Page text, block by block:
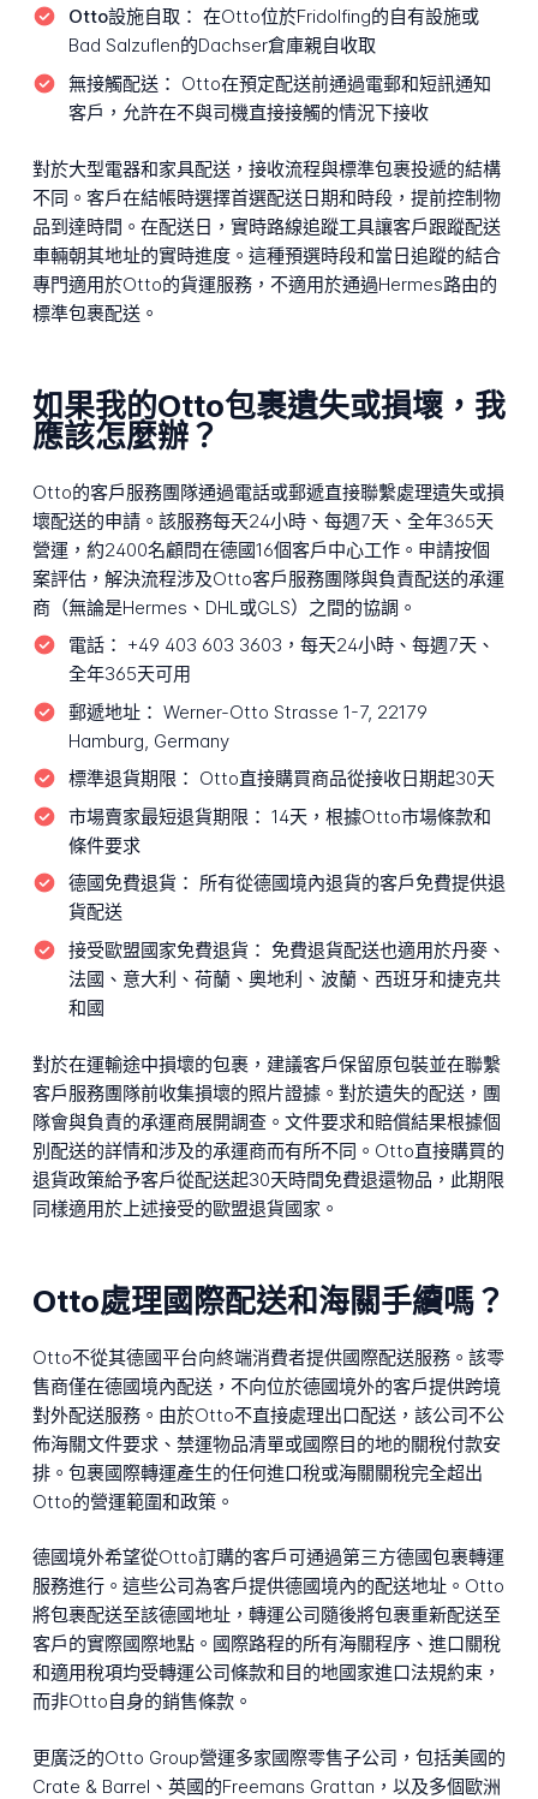
Otto設施自取： 在Otto位於Fridolfing的自有設施或
Bad Salzuflen的Dachser倉庫親自收取
無接觸配送： Otto在預定配送前通過電郵和短訊通知
客戶，允許在不與司機直接接觸的情況下接收
對於大型電器和家具配送，接收流程與標準包裹投遞的結構
不同。客戶在結帳時選擇首選配送日期和時段，提前控制物
品到達時間。在配送日，實時路線追蹤工具讓客戶跟蹤配送
車輛朝其地址的實時進度。這種預選時段和當日追蹤的結合
專門適用於Otto的貨運服務，不適用於通過Hermes路由的
標準包裹配送。
如果我的Otto包裹遺失或損壞，我
應該怎麼辦？
Otto的客戶服務團隊通過電話或郵遞直接聯繫處理遺失或損
壞配送的申請。該服務每天24小時、每週7天、全年365天
營運，約2400名顧問在德國16個客戶中心工作。申請按個
案評估，解決流程涉及Otto客戶服務團隊與負責配送的承運
商（無論是Hermes、DHL或GLS）之間的協調。
電話： +49 403 603 3603，每天24小時、每週7天、
全年365天可用
郵遞地址： Werner-Otto Strasse 1-7, 22179
Hamburg, Germany
標準退貨期限： Otto直接購買商品從接收日期起30天
市場賣家最短退貨期限： 14天，根據Otto市場條款和
條件要求
德國免費退貨： 所有從德國境內退貨的客戶免費提供退
貨配送
接受歐盟國家免費退貨： 免費退貨配送也適用於丹麥、
法國、意大利、荷蘭、奧地利、波蘭、西班牙和捷克共
和國
對於在運輸途中損壞的包裹，建議客戶保留原包裝並在聯繫
客戶服務團隊前收集損壞的照片證據。對於遺失的配送，團
隊會與負責的承運商展開調查。文件要求和賠償結果根據個
別配送的詳情和涉及的承運商而有所不同。Otto直接購買的
退貨政策給予客戶從配送起30天時間免費退還物品，此期限
同樣適用於上述接受的歐盟退貨國家。
Otto處理國際配送和海關手續嗎？
Otto不從其德國平台向終端消費者提供國際配送服務。該零
售商僅在德國境內配送，不向位於德國境外的客戶提供跨境
對外配送服務。由於Otto不直接處理出口配送，該公司不公
佈海關文件要求、禁運物品清單或國際目的地的關稅付款安
排。包裹國際轉運產生的任何進口稅或海關關稅完全超出
Otto的營運範圍和政策。
德國境外希望從Otto訂購的客戶可通過第三方德國包裹轉運
服務進行。這些公司為客戶提供德國境內的配送地址。Otto
將包裹配送至該德國地址，轉運公司隨後將包裹重新配送至
客戶的實際國際地點。國際路程的所有海關程序、進口關稅
和適用稅項均受轉運公司條款和目的地國家進口法規約束，
而非Otto自身的銷售條款。
更廣泛的Otto Group營運多家國際零售子公司，包括美國的
Crate & Barrel、英國的Freemans Grattan，以及多個歐洲